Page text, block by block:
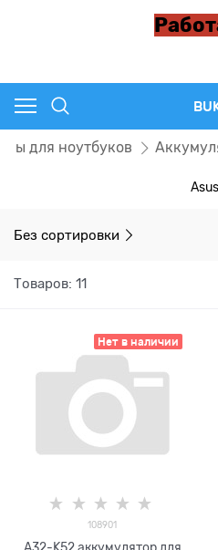
для ноутбуков
Asus
Без сортировки
Товаров: 11
Нет в наличии
108901